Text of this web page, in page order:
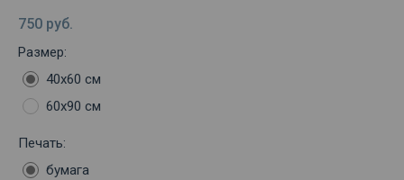
750 руб.
Размер:
40х60 см
60х90 см
Печать:
бумага